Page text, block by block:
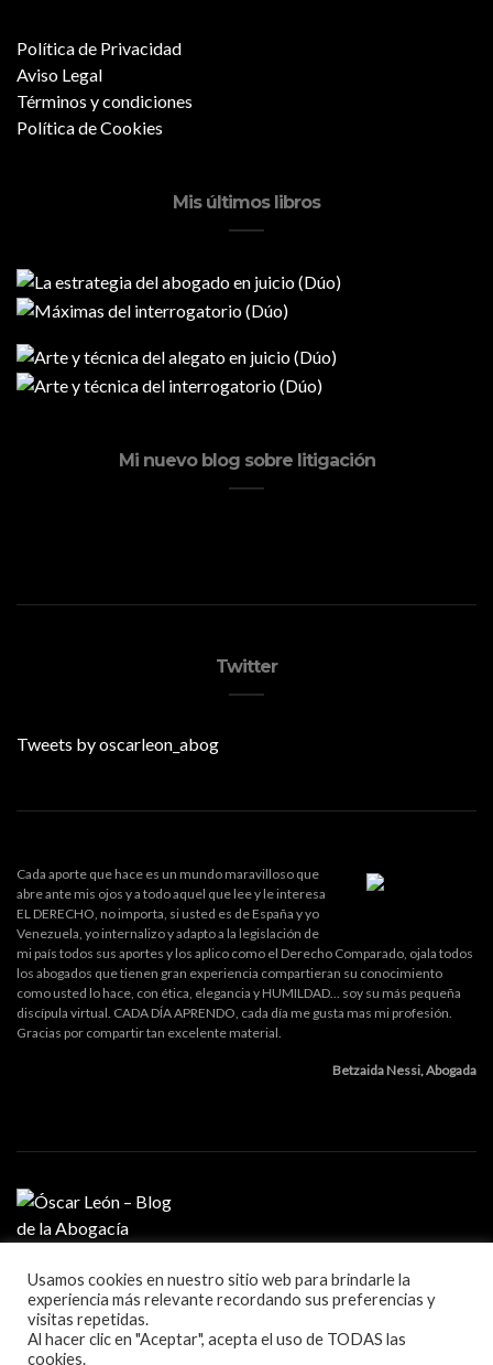
Política de Privacidad
Aviso Legal
Términos y condiciones
Política de Cookies
Mis últimos libros
Mi nuevo blog sobre litigación
Twitter
Tweets by oscarleon_abog
Cada aporte que hace es un mundo maravilloso que
abre ante mis ojos y a todo aquel que lee y le interesa
EL DERECHO, no importa, si usted es de España y yo
Venezuela, yo internalizo y adapto a la legislación de
mi país todos sus aportes y los aplico como el Derecho Comparado, ojala todos
los abogados que tienen gran experiencia compartieran su conocimiento
como usted lo hace, con ética, elegancia y HUMILDAD... soy su más pequeña
discípula virtual. CADA DÍA APRENDO, cada día me gusta mas mi profesión.
Gracias por compartir tan excelente material.
Betzaida Nessi, Abogada
MI PROFESIÓN
GESTIÓN DE DESPACHO
LITIGACIÓN Y ORATORIA
MARKETING Y TECNOLOGÍA
Usamos cookies en nuestro sitio web para brindarle la
experiencia más relevante recordando sus preferencias y
visitas repetidas.
Al hacer clic en "Aceptar", acepta el uso de TODAS las
cookies.